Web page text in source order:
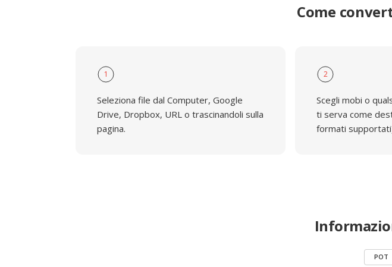
Come
1
Seleziona file dal Computer, Google
Drive, Dropbox, URL o trascinandoli sulla
pagina.
2
Scegli mobi o
ti serva come
formati
POT